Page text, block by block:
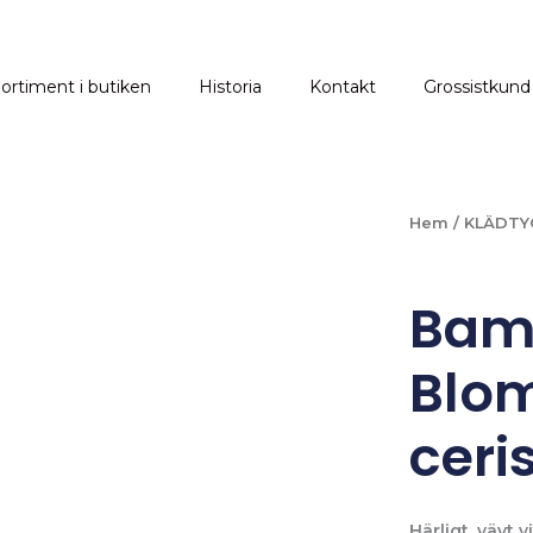
i butiken Historia Kontakt Grossistkund
Hem /